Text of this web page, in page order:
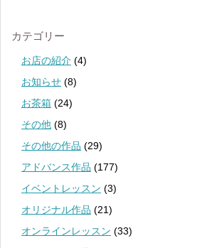
カテゴリー
お店の紹介 (4)
お知らせ (8)
お茶箱 (24)
その他 (8)
その他の作品 (29)
アドバンス作品 (177)
イベントレッスン (3)
オリジナル作品 (21)
オンラインレッスン (33)